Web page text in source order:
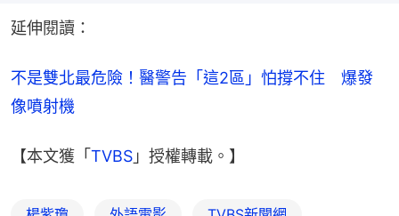
延伸閱讀：
不是雙北最危險！醫警告「這2區」怕撐不住　爆發
像噴射機
【本文獲「TVBS 」授權轉載。】